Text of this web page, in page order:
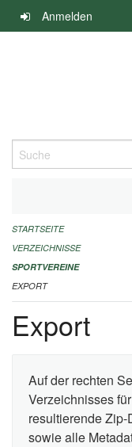
Navigation
überspringen
Anmelden
Suche
ALLGEMEINE
FINANZIELLE
KONTAKT
STARTSEITE
VERZEICHNISSE
SPORTVEREINE
EXPORT
Export
Auf der rechten
Verzeichnisses
resultierende
sowie alle